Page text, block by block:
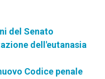
del Senato
dell'eutanasia
Codice penale